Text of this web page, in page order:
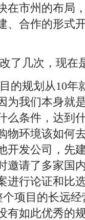
在市州的布局
、合作的形式
了几次，现在
的规划从10年
为我们本身就
么条件，达到
物环境该如何
开发公司，先
邀请了多家国
进行论证和比
项目的长远
有如此优秀的